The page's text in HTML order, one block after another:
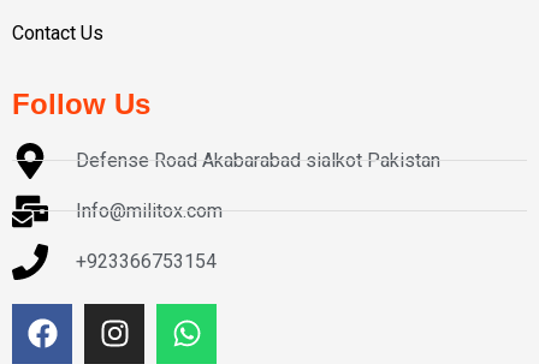
Contact Us
Follow Us
Defense Road Akabarabad sialkot Pakistan
Info@militox.com
+923366753154